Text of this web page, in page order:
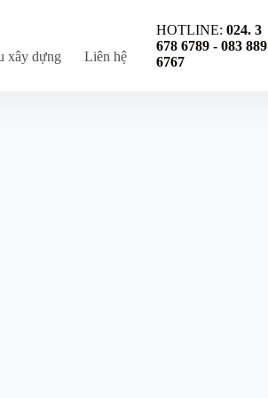
xây dựng Liên hệ
HOTLINE:024. 3
678 6789 -083 889
6767